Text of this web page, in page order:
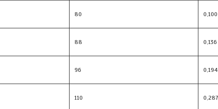
80 0,100
88 0,136
96 0,194
110 0,287